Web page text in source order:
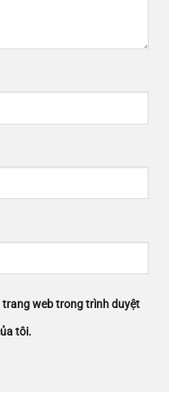
trang web trong trình duyệt
tôi.